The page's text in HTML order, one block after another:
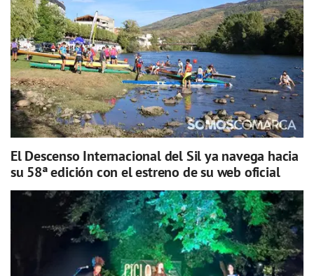
El Descenso Internacional del Sil ya navega hacia
su 58ª edición con el estreno de su web oficial